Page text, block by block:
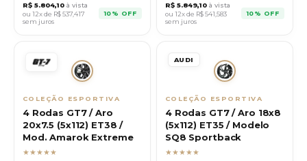
R$ 5.804,10 à vista
ou 12x de R$537,417
sem juros
10% OFF
R$ 5.849,10 à vista
ou 12x de R$541,583
sem juros
10% OFF
COLEÇÃO ESPORTIVA
4 Rodas GT7 / Aro
20x7.5 (5x112) ET38 /
Mod. Amarok Extreme
★★★★★
AUDI
COLEÇÃO ESPORTIVA
4 Rodas GT7 / Aro 18x8
(5x112) ET35 / Modelo
SQ8 Sportback
★★★★★